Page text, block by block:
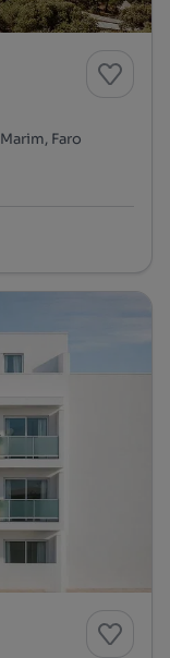
Faro